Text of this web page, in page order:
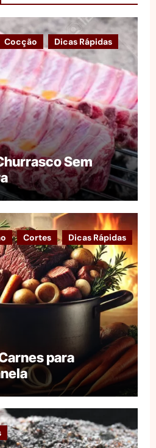
Cocção
Dicas Rápidas
Sem
Cortes
Dicas Rápidas
para